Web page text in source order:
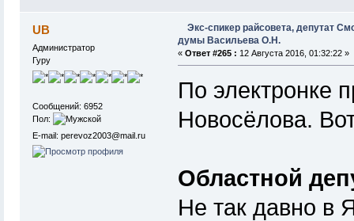
UB
Администратор
Гуру
Сообщений: 6952
Пол:
E-mail: perevoz2003@mail.ru
Экс-спикер райсовета, депутат
думы Васильева О.Н.
« Ответ #265 : 12 Августа 2016, 01:32:22 »
По электронке
Новосёлова.
Областной
Не так давно в